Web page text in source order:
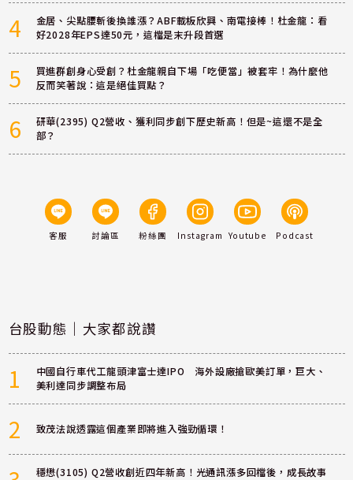
4
金居、尖點腰斬後換誰漲？ABF載板欣興、南電接棒！杜金龍：看
好2028年EPS達50元，這檔是末升段首選
5
買進群創身心受創？杜金龍親自下場「吃便當」被套牢！為什麼他
反而笑著說：這是絕佳買點？
6
研華(2395) Q2營收、獲利同步創下歷史新高！但是~這還不是全
部？
客服 討論區 粉絲團 Instagram Youtube Podcast
台股動態｜大家都說讚
1
中國自行車代工龍頭津富士達IPO 海外設廠搶歐美訂單，巨大、
美利達同步調整布局
2 致茂法說透露這個產業即將進入強勁循環！
穩懋(3105) Q2營收創近四年新高！光通訊漲多回檔後，成長故事